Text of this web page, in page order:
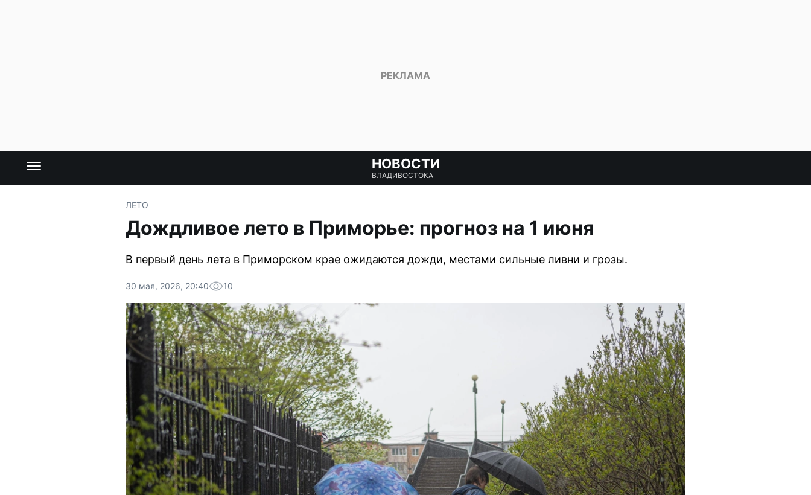
НОВОСТИ
ВЛАДИВОСТОКА
ЛЕТО
Дождливое лето в Приморье: прогноз на 1 июня
В первый день лета в Приморском крае ожидаются дожди, местами сильные ливни и грозы.
30 мая, 2026, 20:40 10